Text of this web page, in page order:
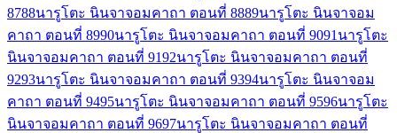
8788นารูโตะ นินจาจอมคาถา ตอนที่ 8889นารูโตะ นินจาจอม
คาถา ตอนที่ 8990นารูโตะ นินจาจอมคาถา ตอนที่ 9091 นารูโตะ
นินจาจอมคาถา ตอนที่ 9192นารูโตะ นินจาจอมคาถา ตอนที่
9293นารูโตะ นินจาจอมคาถา ตอนที่ 9394นารูโตะ นินจาจอม
คาถา ตอนที่ 9495นารูโตะ นินจาจอมคาถา ตอนที่ 9596นารูโตะ
นินจาจอมคาถา ตอนที่ 9697นารูโตะ นินจาจอมคาถา ตอนที่